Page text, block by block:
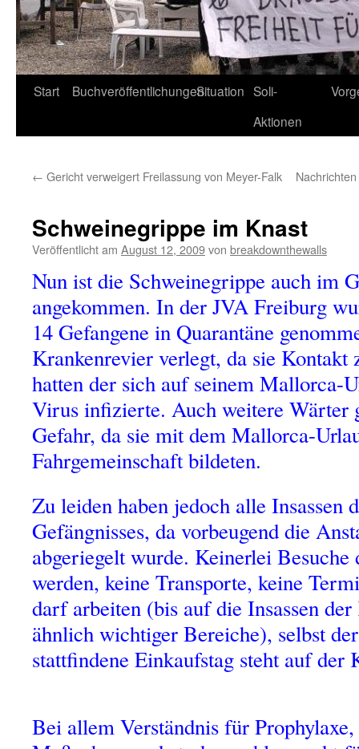
Start BuchveröffentlichungenSituation Soli-
Aktionen
← Gericht verweigert Freilassung von Meyer-Falk
Schweinegrippe im Knast
Veröffentlicht am August 12, 2009von breakdownthewalls
Nun ist die Schweinegrippe auch im
angekommen. In der JVA Freiburg
14 Gefangene in Quarantäne
Krankenrevier verlegt, da sie Kontakt
hatten der sich auf seinem Mallorca-
Virus infizierte. Auch weitere Wärter
Gefahr, da sie mit dem Mallorca-
Fahrgemeinschaft bildeten.
Zu leiden haben jedoch alle Insassen
Gefängnisses, da vorbeugend die
abgeriegelt wurde. Keinerlei Besuche
werden, keine Transporte, keine
darf arbeiten (bis auf die Insassen
ähnlich wichtiger Bereiche), selbst
stattfindene Einkaufstag steht auf der
Bei allem Verständnis für Prophylaxe,